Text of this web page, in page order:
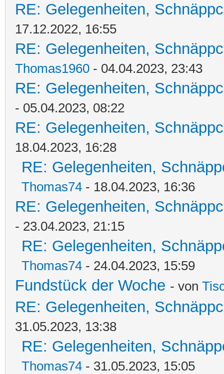
RE: Gelegenheiten,
17.12.2022, 16:55
RE: Gelegenheiten,
Thomas1960 - 04.04.2023, 23:43
RE: Gelegenheiten,
- 05.04.2023, 08:22
RE: Gelegenheiten,
18.04.2023, 16:28
RE: Gelegenheiten,
Thomas74 - 18.04.2023, 16:36
RE: Gelegenheiten,
- 23.04.2023, 21:15
RE: Gelegenheiten,
Thomas74 - 24.04.2023, 15:59
Fundstück der Woche - von
RE: Gelegenheiten,
31.05.2023, 13:38
RE: Gelegenheiten,
Thomas74 - 31.05.2023, 15:05